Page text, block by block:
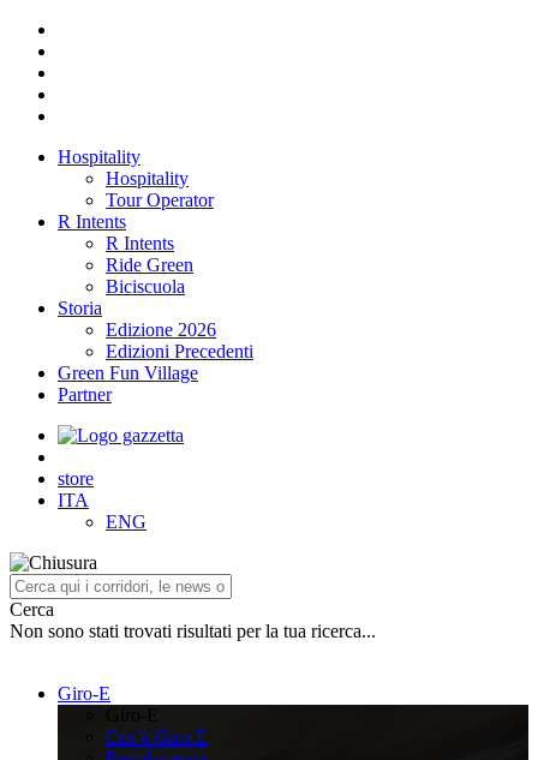
Hospitality
Hospitality
Tour Operator
R Intents
R Intents
Ride Green
Biciscuola
Storia
Edizione 2026
Edizioni Precedenti
Green Fun Village
Partner
store
ITA
ENG
Cerca
Non sono stati trovati risultati per la tua ricerca...
Giro-E
Cos’è Giro-E